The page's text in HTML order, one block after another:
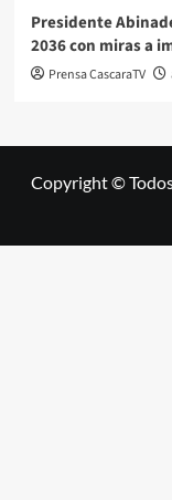
Presidente
2036 con miras a
Prensa CascaraTV
Copyright ©